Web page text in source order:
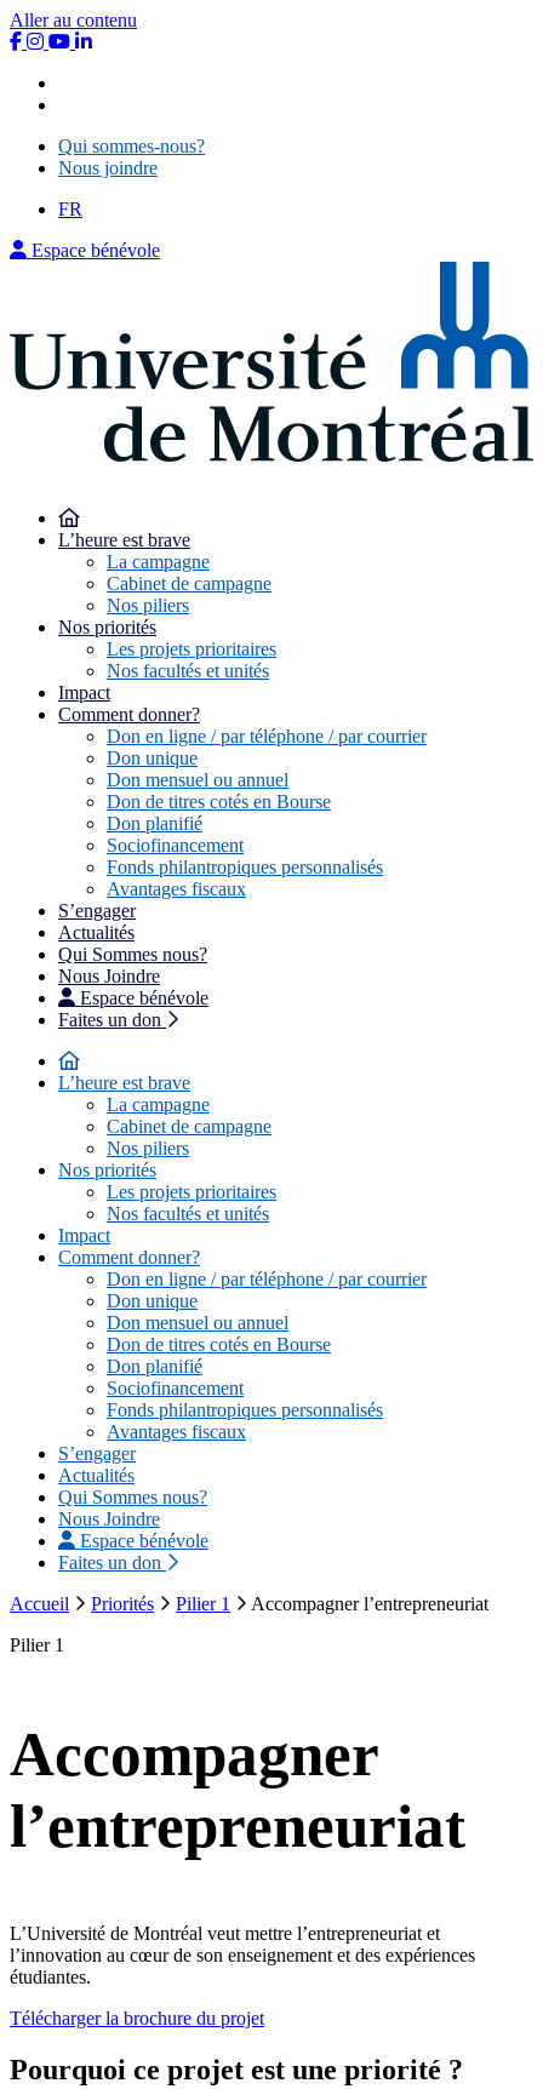
Aller au contenu
Qui sommes-nous?
Nous joindre
FR
Espace bénévole
L’heure est brave
La campagne
Cabinet de campagne
Nos piliers
Nos priorités
Les projets prioritaires
Nos facultés et unités
Impact
Comment donner?
Don en ligne / par téléphone / par courrier
Don unique
Don mensuel ou annuel
Don de titres cotés en Bourse
Don planifié
Sociofinancement
Fonds philantropiques personnalisés
Avantages fiscaux
S’engager
Actualités
Qui Sommes nous?
Nous Joindre
Espace bénévole
Faites un don
L’heure est brave
La campagne
Cabinet de campagne
Nos piliers
Nos priorités
Les projets prioritaires
Nos facultés et unités
Impact
Comment donner?
Don en ligne / par téléphone / par courrier
Don unique
Don mensuel ou annuel
Don de titres cotés en Bourse
Don planifié
Sociofinancement
Fonds philantropiques personnalisés
Avantages fiscaux
S’engager
Actualités
Qui Sommes nous?
Nous Joindre
Espace bénévole
Faites un don
Accueil
Priorités Pilier 1
Accompagner l’entrepreneuriat
Pilier 1
Accompagner
l’entrepreneuriat
L’Université de Montréal veut mettre l’entrepreneuriat et
l’innovation au cœur de son enseignement et des expériences
étudiantes.
Télécharger la brochure du projet
Pourquoi ce projet est une priorité ?